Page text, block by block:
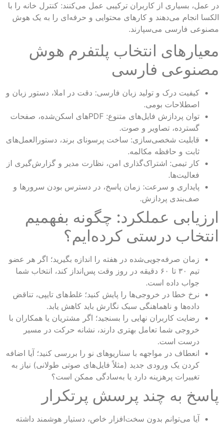
عمل، بسیاری از کاربران ترکیبی عمل می‌کنند: کنترل خانه را با
انجام می‌دهند و کارهای محتوایی و حرفه‌ای را به یک هوش
فارسی می‌سپارند.
انتخاب پلتفرم هوش
فارسی
کیفیت درک و تولید زبان فارسی: دقت در املا، دستور زبان و
اصطلاحات بومی.
توان پردازش فایل‌های متنوع: PDFهای اسکن‌شده، صفحات
گسترده، تصاویر و صوت.
قابلیت شخصی‌سازی: ساخت پرسونای برند، دستورالعمل‌های
ثابت و حافظه مکالمه.
کار تیمی: اشتراک‌گذاری امن، نظارت مدیر و گزارش‌گیری از
فعالیت‌ها.
پایداری و سرعت: زمان پاسخ، در دسترس بودن سرورها و
صف‌بندی پردازش.
عملکرد: چگونه بفهمیم
درستی کرده‌ایم؟
زمان صرفه‌جویی‌شده در هفته را اندازه بگیرید؛ اگر هر عضو
تیم ۳۰ تا ۶۰ دقیقه در روز وقت پس‌انداز کند، انتخاب شما
جواب داده است.
نرخ خطا در خروجی‌ها را پایش کنید؛ غلط‌های تایپی، تناقض
داده‌ها و ناهماهنگی سبک نگارش باید کاهش یابد.
رضایت کاربران نهایی را بسنجید؛ اگر مشتریان یا همکاران با
خروجی شما تعامل بهتری دارند، نشانه حرکت در مسیر
درست است.
انعطاف در مواجهه با سناریوهای نو را بررسی کنید؛ آیا اضافه
کردن یک ورودی جدید (مثلاً فایل‌های صوتی طولانی) نیاز به
تغییرات پرهزینه دارد یا به‌سادگی ممکن است؟
به چند پرسش پرتکرار
آیا می‌توانم بدون سخت‌افزار خاص، دستیار هوشمند داشته